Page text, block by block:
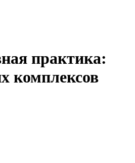
практика:
комплексов